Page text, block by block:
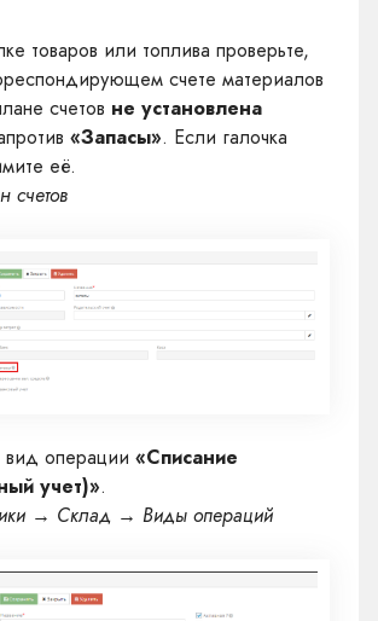
товаров или топлива проверьте,
счете материалов
счетов не установлена
«Запасы». Если галочка
её.
операции «Списание
учет)».
→ Склад → Виды операций